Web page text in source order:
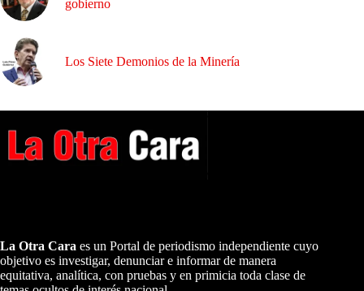
gobierno
Los Siete Demonios de la Minería
La Otra Cara es un Portal de periodismo independiente cuyo
objetivo es investigar, denunciar e informar de manera
equitativa, analítica, con pruebas y en primicia toda clase de